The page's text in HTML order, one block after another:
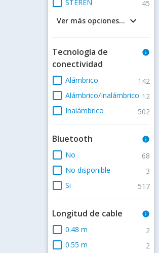
STEREN 45
keyboard_arrow_down
Ver más opciones...
Tecnología de
conectividad
info
check_box_outline_blank Alámbrico 142
check_box_outline_blank Alámbrico/Inalámbrico 12
check_box_outline_blank Inalámbrico 502
Bluetooth info
check_box_outline_blank No 68
check_box_outline_blank No disponible 3
check_box_outline_blank Si 517
Longitud de cable info
check_box_outline_blank 0.48 m 2
check_box_outline_blank 0.55 m 2